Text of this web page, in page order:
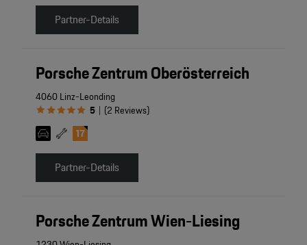
Partner-Details
Porsche Zentrum Oberösterreich
4060 Linz-Leonding
5 | (2 Reviews)
Partner-Details
Porsche Zentrum Wien-Liesing